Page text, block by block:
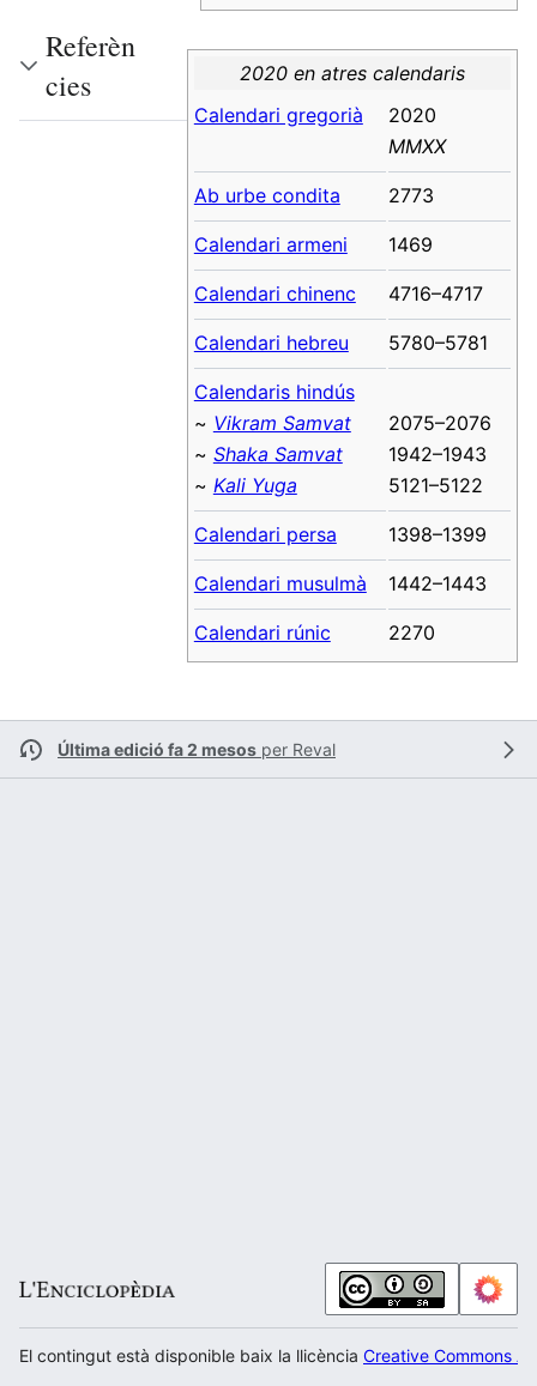
2020 en atres calendaris
Calendari gregorià
2020
MMXX
Ab urbe condita 2773
Calendari armeni 1469
Calendari chinenc 4716–4717
Calendari hebreu 5780–5781
Calendaris hindús
~ Vikram Samvat
~ Shaka Samvat
~ Kali Yuga
2075–2076
1942–1943
5121–5122
Calendari persa 1398–1399
Calendari musulmà 1442–1443
Calendari rúnic 2270
Referèn
cies
Última edició fa 2 mesos per Reval
El contingut està disponible baix la llicència Creative Commons